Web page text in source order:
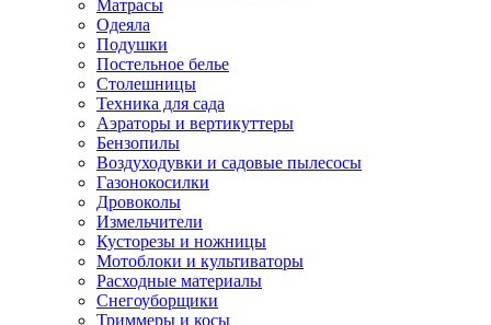
Матрасы
Одеяла
Подушки
Постельное белье
Столешницы
Техника для сада
Аэраторы и вертикуттеры
Бензопилы
Воздуходувки и садовые пылесосы
Газонокосилки
Дровоколы
Измельчители
Кусторезы и ножницы
Мотоблоки и культиваторы
Расходные материалы
Снегоуборщики
Триммеры и косы